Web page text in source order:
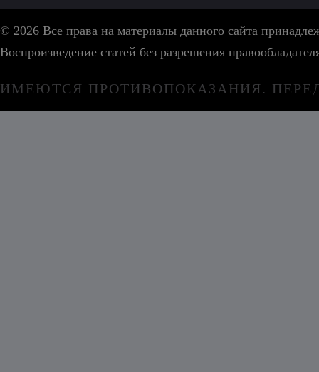
© 2026 Все права на материалы данного сайта
Воспроизведение статей без разрешения
ИМЕЮТСЯ ПРОТИВОПОКАЗАНИЯ.